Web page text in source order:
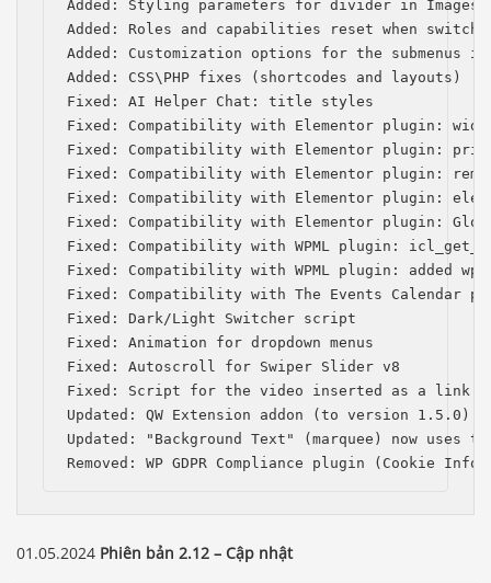
Added: Styling parameters for divider in Images
Added: Roles and capabilities reset when
Added: Customization options for the submenus
Added: CSS\PHP fixes (shortcodes and layouts)
Fixed: AI Helper Chat: title styles
Fixed: Compatibility with Elementor plugin:
Fixed: Compatibility with Elementor plugin:
Fixed: Compatibility with Elementor plugin:
Fixed: Compatibility with Elementor plugin:
Fixed: Compatibility with Elementor plugin:
Fixed: Compatibility with WPML plugin:
Fixed: Compatibility with WPML plugin: added
Fixed: Compatibility with The Events Calendar
Fixed: Dark/Light Switcher script
Fixed: Animation for dropdown menus
Fixed: Autoscroll for Swiper Slider v8
Fixed: Script for the video inserted as a link in
Updated: QW Extension addon (to version 1.5.0)
Updated: "Background Text" (marquee) now
Removed: WP GDPR Compliance plugin (Cookie
01.05.2024 Phiên bản 2.12 – Cập nhật